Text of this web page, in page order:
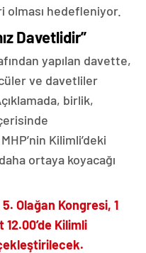
olması hedefleniyor.
Davetlidir”
yapılan davette,
ve davetliler
birlik,
Kilimli’deki
ortaya koyacağı
5. Olağan Kongresi, 1
Kilimli